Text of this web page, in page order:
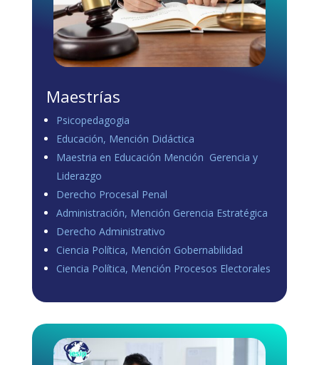
Maestrías
Psicopedagogia
Educación, Mención Didáctica
Maestria en Educación Mención Gerencia y
Liderazgo
Derecho Procesal Penal
Administración, Mención Gerencia Estratégica
Derecho Administrativo
Ciencia Política, Mención Gobernabilidad
Ciencia Política, Mención Procesos Electorales